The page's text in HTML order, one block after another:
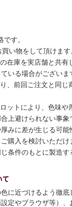
す。
い物をして頂けます
在庫を実店舗と共有
いる場合がございま
、前回ご注文と同じ
ットにより、色味や
上避けられない事象
みに差が生じる可
購入を検討いただけ
じ条件のもとに製造
て
に近づけるよう徹
設定やブラウザ等）